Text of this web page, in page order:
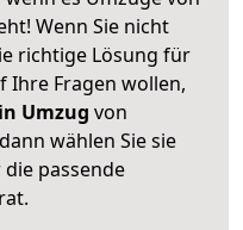
Wenn Sie nicht
richtige Lösung für
Ihre Fragen wollen,
Umzug von
wählen Sie sie
passende